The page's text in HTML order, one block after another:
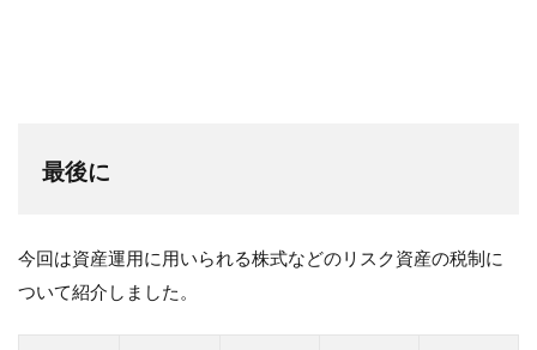
最後に
今回は資産運用に用いられる株式などのリスク資産の税制に
ついて紹介しました。